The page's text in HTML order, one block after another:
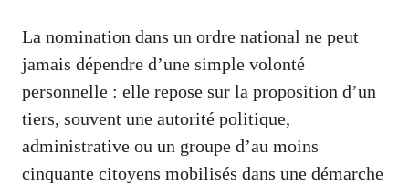
La nomination dans un ordre national ne peut
jamais dépendre d’une simple volonté
personnelle : elle repose sur la proposition d’un
tiers, souvent une autorité politique,
administrative ou un groupe d’au moins
cinquante citoyens mobilisés dans une démarche